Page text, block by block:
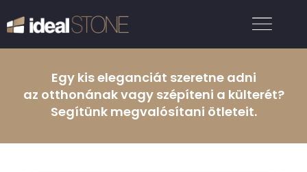
Egy kis eleganciát szeretne adni
az otthonának vagy szépíteni a külterét?
Segítünk megvalósítani ötleteit.